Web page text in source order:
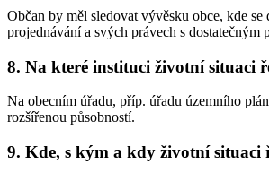
Občan by měl sledovat vývěsku obce, kde se
projednávání a svých právech s dostatečným
8. Na které instituci životní situaci
Na obecním úřadu, příp. úřadu územního
rozšířenou působností.
9. Kde, s kým a kdy životní situaci